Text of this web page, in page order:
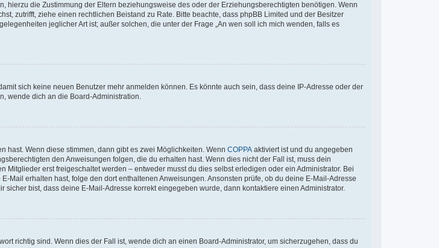
die Zustimmung der Eltern beziehungsweise des oder der Erziehungsberechtigten benötigen. Wenn
zutrifft, ziehe einen rechtlichen Beistand zu Rate. Bitte beachte, dass phpBB Limited und der Besitzer
jeglicher Art ist; außer solchen, die unter der Frage „An wen soll ich mich wenden, falls es
sich keine neuen Benutzer mehr anmelden können. Es könnte auch sein, dass deine IP-Adresse oder der
wende dich an die Board-Administration.
hast. Wenn diese stimmen, dann gibt es zwei Möglichkeiten. Wenn COPPA aktiviert ist und du angegeben
den Anweisungen folgen, die du erhalten hast. Wenn dies nicht der Fall ist, muss dein
erst freigeschaltet werden – entweder musst du dies selbst erledigen oder ein Administrator. Bei
Mail erhalten hast, folge den dort enthaltenen Anweisungen. Ansonsten prüfe, ob du deine E-Mail-Adresse
bist, dass deine E-Mail-Adresse korrekt eingegeben wurde, dann kontaktiere einen Administrator.
richtig sind. Wenn dies der Fall ist, wende dich an einen Board-Administrator, um sicherzugehen, dass du